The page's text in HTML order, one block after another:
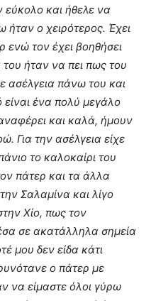
και ήθελε να
ήταν ο χειρότερος. Έχει
ενώ τον έχει βοηθήσει
ήταν να πει πως του
ασέλγεια πάνω του και
ένα πολύ μεγάλο
και καλά, ήμουν
Για την ασέλγεια είχε
το καλοκαίρι του
πάτερ και τα άλλα
Σαλαμίνα και λίγο
Χίο, πως τον
σε ακατάλληλα σημεία
μου δεν είδα κάτι
ο πάτερ με
να είμαστε όλοι γύρω